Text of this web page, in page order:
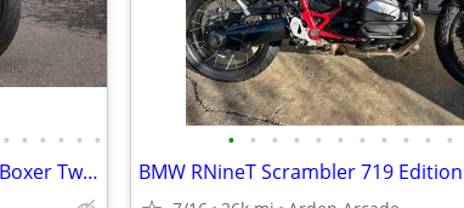
• • • • • •
2018 BMW R nineT Cafe Racer Style Boxer Twin Clean Title
• • • • • • • • • • •
BMW RNineT Scrambler 719 Edition